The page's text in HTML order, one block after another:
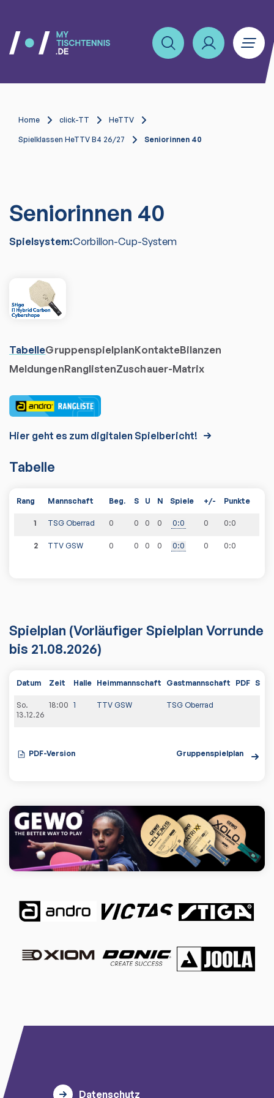
Home click-TT HeTTV
Spielklassen HeTTV B4 26/27 Seniorinnen 40
Seniorinnen 40
Spielsystem:Corbillon-Cup-System
TabelleGruppenspielplanKontakteBilanzen
MeldungenRanglistenZuschauer-Matrix
Hier geht es zum digitalen Spielbericht!
Tabelle
Rang Mannschaft Beg. S U N Spiele +/- Punkte
1 TSG Oberrad 0 0 0 0 0:0 0 0:0
2 TTV GSW 0 0 0 0 0:0 0 0:0
Spielplan (Vorläufiger Spielplan Vorrunde
bis 21.08.2026)
Datum Zeit Halle Heimmannschaft Gastmannschaft PDF
So.
13.12.26
18:00 1 TTV GSW TSG Oberrad
PDF-Version Gruppenspielplan
Datenschutz